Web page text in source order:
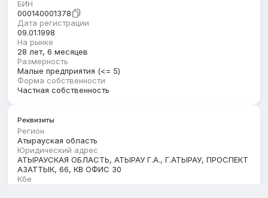
БИН
000140001378
Дата регистрации
09.01.1998
На рынке
28 лет, 6 месяцев
Размерность
Малые предприятия (<= 5)
Форма собственности
Частная собственность
Реквизиты
Регион
Атырауская область
Юридический адрес
АТЫРАУСКАЯ ОБЛАСТЬ, АТЫРАУ Г.А., Г.АТЫРАУ, ПРОСПЕКТ
АЗАТТЫК, 66, КВ ОФИС 30
Кбе